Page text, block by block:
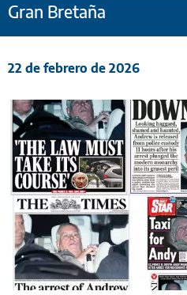
Gran Bretaña
22 de febrero de 2026